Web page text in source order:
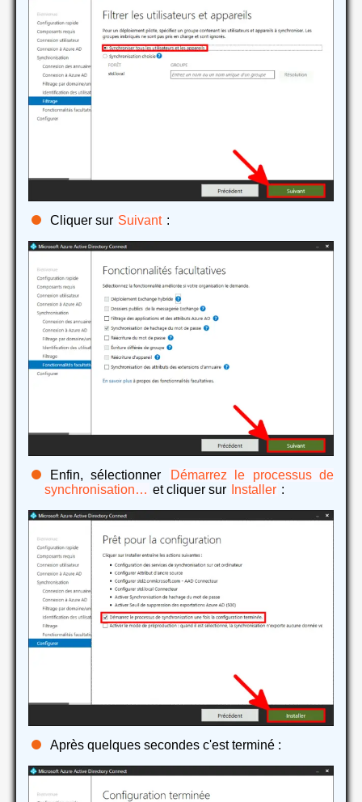
Cliquer sur Suivant :
Enfin, sélectionner
Démarrez le processus de
synchronisation… et cliquer sur Installer :
Après quelques secondes c'est terminé :